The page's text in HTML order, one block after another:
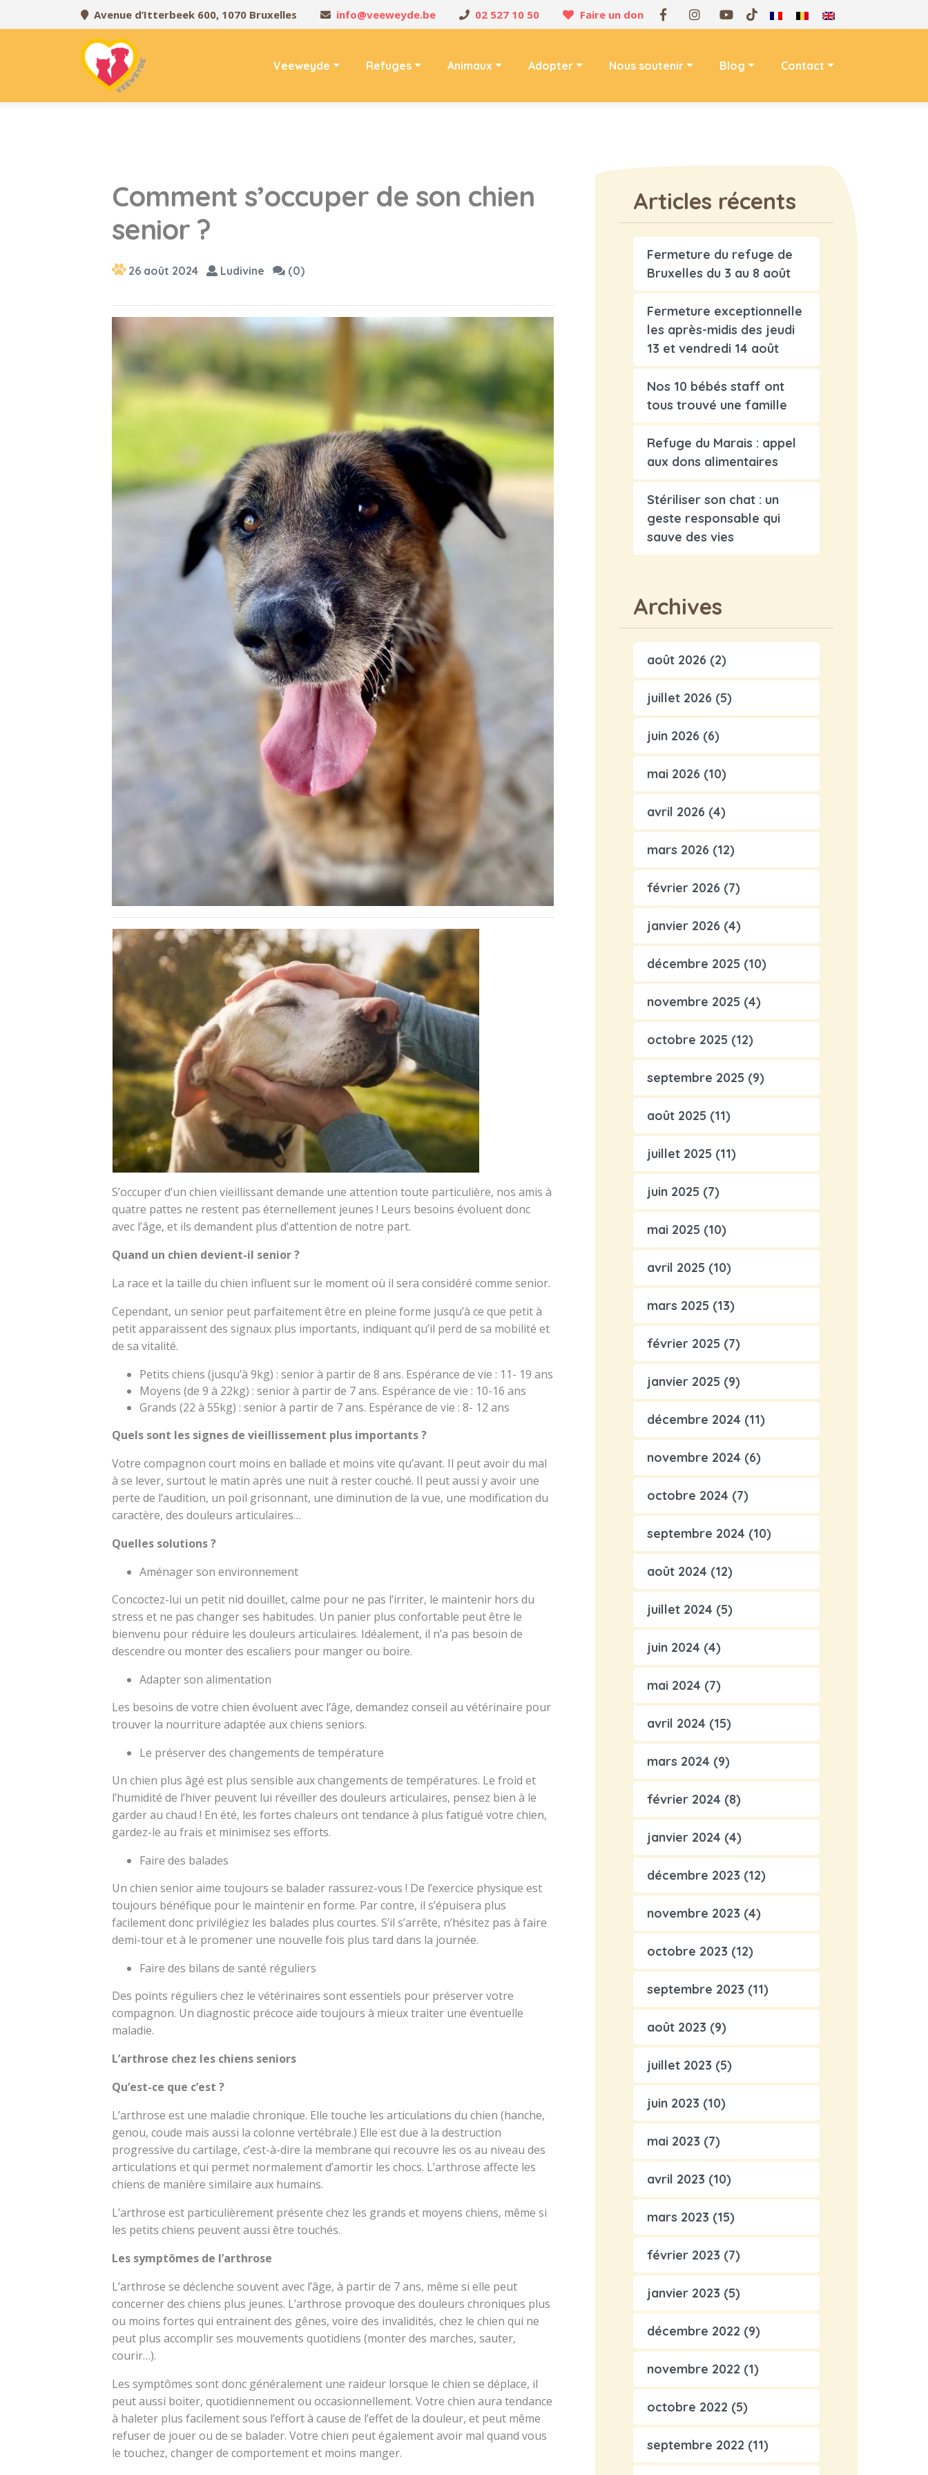
Avenue d’Itterbeek 600, 1070 Bruxelles info@veeweyde.be 02 527 10 50 Faire un don
Veeweyde Refuges Animaux Adopter Nous soutenir Blog Contact
Comment s’occuper de son chien
senior ?
26 août 2024 Ludivine (0)
S’occuper d’un chien vieillissant demande une attention toute particulière, nos amis à
quatre pattes ne restent pas éternellement jeunes ! Leurs besoins évoluent donc
avec l’âge, et ils demandent plus d’attention de notre part.
Quand un chien devient-il senior ?
La race et la taille du chien influent sur le moment où il sera considéré comme senior.
Cependant, un senior peut parfaitement être en pleine forme jusqu’à ce que petit à
petit apparaissent des signaux plus importants, indiquant qu’il perd de sa mobilité et
de sa vitalité.
Petits chiens (jusqu’à 9kg) : senior à partir de 8 ans. Espérance de vie : 11- 19 ans
Moyens (de 9 à 22kg) : senior à partir de 7 ans. Espérance de vie : 10-16 ans
Grands (22 à 55kg) : senior à partir de 7 ans. Espérance de vie : 8- 12 ans
Quels sont les signes de vieillissement plus importants ?
Votre compagnon court moins en ballade et moins vite qu’avant. Il peut avoir du mal
à se lever, surtout le matin après une nuit à rester couché. Il peut aussi y avoir une
perte de l’audition, un poil grisonnant, une diminution de la vue, une modification du
caractère, des douleurs articulaires…
Quelles solutions ?
Aménager son environnement
Concoctez-lui un petit nid douillet, calme pour ne pas l’irriter, le maintenir hors du
stress et ne pas changer ses habitudes. Un panier plus confortable peut être le
bienvenu pour réduire les douleurs articulaires. Idéalement, il n’a pas besoin de
descendre ou monter des escaliers pour manger ou boire.
Adapter son alimentation
Les besoins de votre chien évoluent avec l’âge, demandez conseil au vétérinaire pour
trouver la nourriture adaptée aux chiens seniors.
Le préserver des changements de température
Un chien plus âgé est plus sensible aux changements de températures. Le froid et
l’humidité de l’hiver peuvent lui réveiller des douleurs articulaires, pensez bien à le
garder au chaud ! En été, les fortes chaleurs ont tendance à plus fatigué votre chien,
gardez-le au frais et minimisez ses efforts.
Faire des balades
Un chien senior aime toujours se balader rassurez-vous ! De l’exercice physique est
toujours bénéfique pour le maintenir en forme. Par contre, il s’épuisera plus
facilement donc privilégiez les balades plus courtes. S’il s’arrête, n’hésitez pas à faire
demi-tour et à le promener une nouvelle fois plus tard dans la journée.
Faire des bilans de santé réguliers
Des points réguliers chez le vétérinaires sont essentiels pour préserver votre
compagnon. Un diagnostic précoce aide toujours à mieux traiter une éventuelle
maladie.
L’arthrose chez les chiens seniors
Qu’est-ce que c’est ?
L’arthrose est une maladie chronique. Elle touche les articulations du chien (hanche,
genou, coude mais aussi la colonne vertébrale.) Elle est due à la destruction
progressive du cartilage, c’est-à-dire la membrane qui recouvre les os au niveau des
articulations et qui permet normalement d’amortir les chocs. L’arthrose affecte les
chiens de manière similaire aux humains.
L’arthrose est particulièrement présente chez les grands et moyens chiens, même si
les petits chiens peuvent aussi être touchés.
Les symptômes de l’arthrose
L’arthrose se déclenche souvent avec l’âge, à partir de 7 ans, même si elle peut
concerner des chiens plus jeunes. L’arthrose provoque des douleurs chroniques plus
ou moins fortes qui entrainent des gênes, voire des invalidités, chez le chien qui ne
peut plus accomplir ses mouvements quotidiens (monter des marches, sauter,
courir…).
Les symptômes sont donc généralement une raideur lorsque le chien se déplace, il
peut aussi boiter, quotidiennement ou occasionnellement. Votre chien aura tendance
à haleter plus facilement sous l’effort à cause de l’effet de la douleur, et peut même
refuser de jouer ou de se balader. Votre chien peut également avoir mal quand vous
le touchez, changer de comportement et moins manger.
Articles récents
Fermeture du refuge de
Bruxelles du 3 au 8 août
Fermeture exceptionnelle
les après-midis des jeudi
13 et vendredi 14 août
Nos 10 bébés staff ont
tous trouvé une famille
Refuge du Marais : appel
aux dons alimentaires
Stériliser son chat : un
geste responsable qui
sauve des vies
Archives
août 2026 (2)
juillet 2026 (5)
juin 2026 (6)
mai 2026 (10)
avril 2026 (4)
mars 2026 (12)
février 2026 (7)
janvier 2026 (4)
décembre 2025 (10)
novembre 2025 (4)
octobre 2025 (12)
septembre 2025 (9)
août 2025 (11)
juillet 2025 (11)
juin 2025 (7)
mai 2025 (10)
avril 2025 (10)
mars 2025 (13)
février 2025 (7)
janvier 2025 (9)
décembre 2024 (11)
novembre 2024 (6)
octobre 2024 (7)
septembre 2024 (10)
août 2024 (12)
juillet 2024 (5)
juin 2024 (4)
mai 2024 (7)
avril 2024 (15)
mars 2024 (9)
février 2024 (8)
janvier 2024 (4)
décembre 2023 (12)
novembre 2023 (4)
octobre 2023 (12)
septembre 2023 (11)
août 2023 (9)
juillet 2023 (5)
juin 2023 (10)
mai 2023 (7)
avril 2023 (10)
mars 2023 (15)
février 2023 (7)
janvier 2023 (5)
décembre 2022 (9)
novembre 2022 (1)
octobre 2022 (5)
septembre 2022 (11)